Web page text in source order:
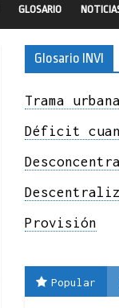
GLOSARIO
Glosario INVI
Trama urbana
Déficit
Provisión
Popular